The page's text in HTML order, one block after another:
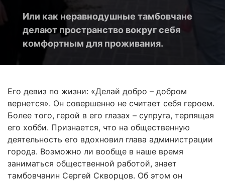
Или как неравнодушные тамбовчане
делают пространство вокруг себя
комфортным для проживания.
Его девиз по жизни: «Делай добро – добром
вернется». Он совершенно не считает себя героем.
Более того, герой в его глазах – супруга, терпящая
его хобби. Признается, что на общественную
деятельность его вдохновил глава администрации
города. Возможно ли вообще в наше время
заниматься общественной работой, знает
тамбовчанин Сергей Скворцов. Об этом он